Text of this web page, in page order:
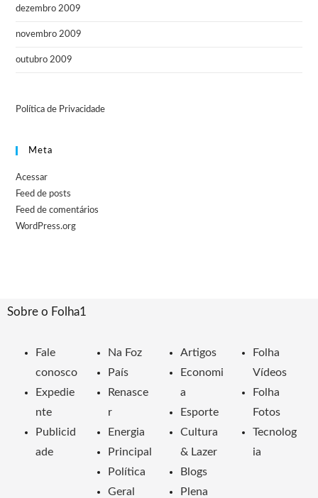
dezembro 2009
novembro 2009
outubro 2009
Política de Privacidade
Meta
Acessar
Feed de posts
Feed de comentários
WordPress.org
Sobre o Folha1
Fale
conosco
Expedie
nte
Publicid
ade
Na Foz
País
Renasce
r
Energia
Principal
Política
Geral
Artigos
Economi
a
Esporte
Cultura
& Lazer
Blogs
Plena
Folha
Vídeos
Folha
Fotos
Tecnolog
ia